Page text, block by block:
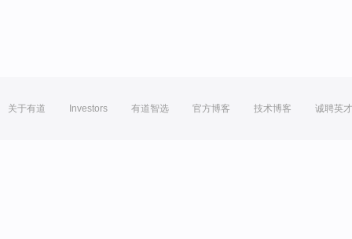
关于有道 Investors 有道智选 官方博客 技术博客 诚聘英才